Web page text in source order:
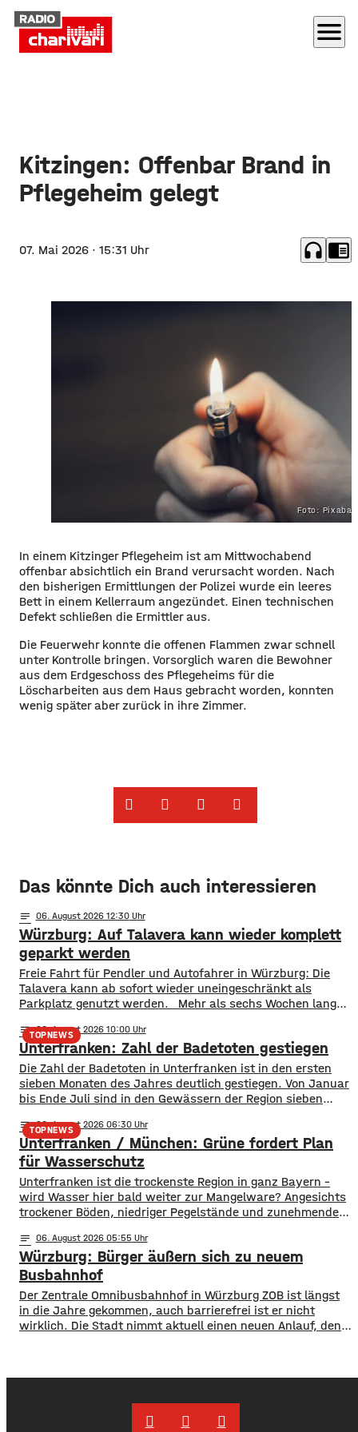
menu
Kitzingen: Offenbar Brand in
Pflegeheim gelegt
07. Mai 2026 · 15:31 Uhr headphones chrome_reader_mode
Foto:
In einem Kitzinger Pflegeheim ist am Mittwochabend
offenbar absichtlich ein Brand verursacht worden. Nach
den bisherigen Ermittlungen der Polizei wurde ein leeres
Bett in einem Kellerraum angezündet. Einen technischen
Defekt schließen die Ermittler aus.
Die Feuerwehr konnte die offenen Flammen zwar schnell
unter Kontrolle bringen. Vorsorglich waren die Bewohner
aus dem Erdgeschoss des Pflegeheims für die
Löscharbeiten aus dem Haus gebracht worden, konnten
wenig später aber zurück in ihre Zimmer.
Das könnte Dich auch interessieren
notes 06. August 2026 12:30
Würzburg: Auf Talavera kann wieder komplett
geparkt werden
​​Freie Fahrt für Pendler und Autofahrer in Würzburg: Die
Talavera kann ab sofort wieder uneingeschränkt als
Parkplatz genutzt werden. ​Mehr als sechs Wochen lang
wurde auf der Talavera das Kiliani gefeiert, anschließend
war ein Circus zu Gast. ​Mittlerweile sind sowohl das
Fest- als auch das Circuszelt wieder abgebaut und
verschwunden. …
TOPNEWS
notes 06. August 2026 10:00
Unterfranken: Zahl der Badetoten gestiegen
Die Zahl der Badetoten in Unterfranken ist in den ersten
sieben Monaten des Jahres deutlich gestiegen. Von Januar
bis Ende Juli sind in den Gewässern der Region sieben
waren es drei. Diese Zahlen teilte die DLRG mit. Auch
bayernweit ist die Zahl der Badetoten gestiegen. Während
im Freistaat die
TOPNEWS
notes 06. August 2026 06:30
Unterfranken / München: Grüne fordert Plan
für Wasserschutz
​​Unterfranken ist die trockenste Region in ganz Bayern –
wird Wasser hier bald weiter zur Mangelware? Angesichts
trockener Böden, niedriger Pegelstände und zunehmender
​Mit einem neuen Antrag fordern sie einen 10-Punkte-
Wasser-Notfallplan für Bayern. ​Die Grünen-Fraktion hat
dabei kurzfristige und langfristige Maßnahmen im Petto.
So sollen unter anderem
notes 06. August 2026 05:55
Würzburg: Bürger äußern sich zu neuem
Busbahnhof
Der Zentrale Omnibusbahnhof in Würzburg ZOB ist längst
in die Jahre gekommen, auch barrierefrei ist er nicht
wirklich. Die Stadt nimmt aktuell einen neuen Anlauf, den